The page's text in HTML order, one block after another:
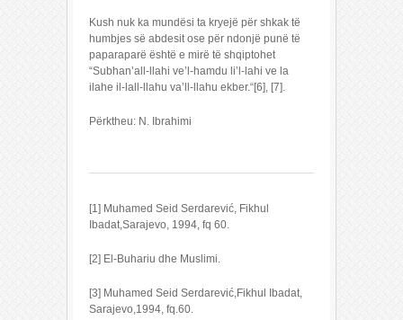
Kush nuk ka mundësi ta kryejë për shkak të
humbjes së abdesit ose për ndonjë punë të
paparaparë është e mirë të shqiptohet
“Subhan’all-llahi ve’l-hamdu li’l-lahi ve la
ilahe il-lall-llahu va’ll-llahu ekber.“[6], [7].
Përktheu: N. Ibrahimi
[1] Muhamed Seid Serdarević, Fikhul
Ibadat,Sarajevo, 1994, fq 60.
[2] El-Buhariu dhe Muslimi.
[3] Muhamed Seid Serdarević,Fikhul Ibadat,
Sarajevo,1994, fq.60.